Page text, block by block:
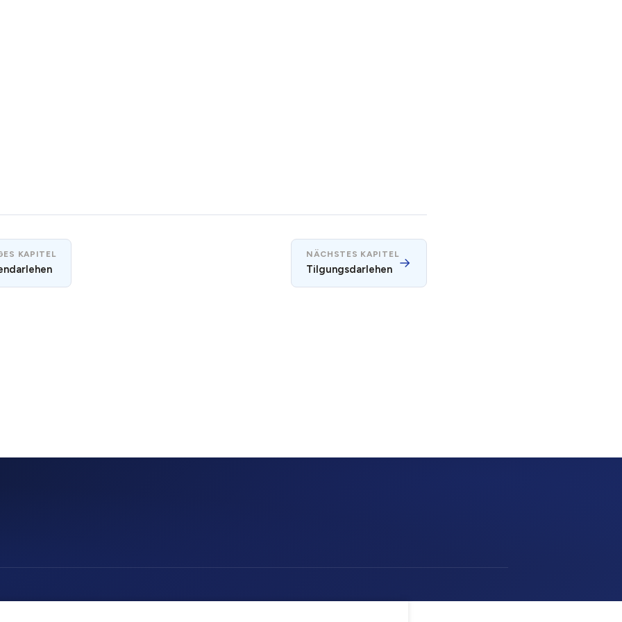
KAPITEL NÄCHSTES KAPITEL
Tilgungsdarlehen →